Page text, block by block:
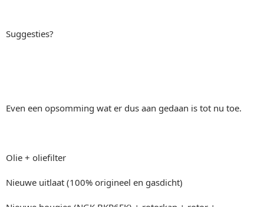
Suggesties?
Even een opsomming wat er dus aan gedaan is tot nu toe.
Olie + oliefilter
Nieuwe uitlaat (100% origineel en gasdicht)